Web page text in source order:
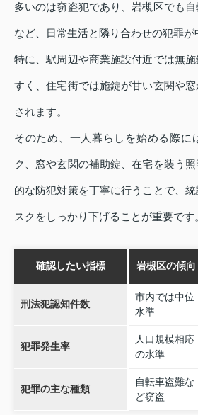
多いのは窃盗犯であり、岩槻区でも
など、日常生活と隣り合わせの犯罪が
特に、駅周辺や商業施設付近では無
すく、住宅街では施錠が甘い玄関や
されます。
そのため、一人暮らしを始める際に
ク、窓や玄関の補助錠、在宅を装う
的な防犯対策を丁寧に行うことで、
スクをしっかり下げることが重要です
確認したい指標 岩槻区の傾向
刑法犯認知件数
市内では中位
水準
犯罪発生率
人口規模相応
の水準
犯罪の主な種類
自転車盗難な
ど窃盗